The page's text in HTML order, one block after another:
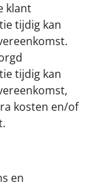
klant
tijdig kan
tijdig kan
kosten en/of
en